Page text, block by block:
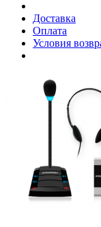
Доставка
Оплата
Условия